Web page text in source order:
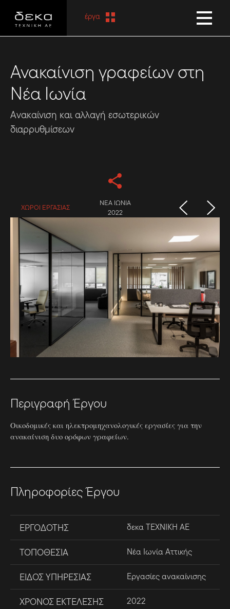
έργα
Ανακαίνιση γραφείων στη
Νέα Ιωνία
Ανακαίνιση και αλλαγή εσωτερικών
διαρρυθμίσεων
ΧΩΡΟΙ ΕΡΓΑΣΙΑΣ
ΝΕΑ ΙΩΝΙΑ
2022
Περιγραφή Έργου
Οικοδομικές και ηλεκτρομηχανολογικές εργασίες για την
ανακαίνιση δυο ορόφων γραφείων.
Πληροφορίες Έργου
ΕΡΓΟΔΟΤΗΣ δεκα ΤΕΧΝΙΚΗ ΑΕ
ΤΟΠΟΘΕΣΙΑ Νέα Ιωνία Αττικής
ΕΙΔΟΣ ΥΠΗΡΕΣΙΑΣ Εργασίες ανακαίνισης
ΧΡΟΝΟΣ ΕΚΤΕΛΕΣΗΣ 2022